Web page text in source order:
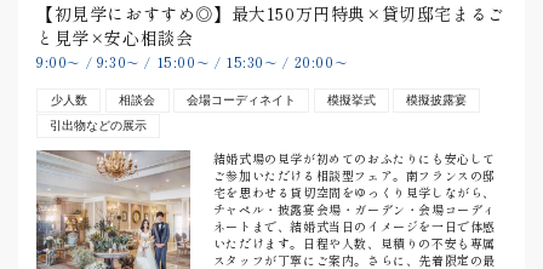
【初見学におすすめ◎】最大150万円特典×貸切邸宅まるご
と見学×安心相談会
9:00〜 / 9:30〜/ 15:00 〜 / 15:30 〜/ 20:00 〜
少人数 相談会 会場コーディネイト 模擬挙式
模擬披露宴
引出物などの展示
結婚式場の見学が初めてのおふたりにも安心して
ご参加いただける相談型フェア。南フランスの邸
宅を思わせる貸切空間をゆっくり見学しながら、
チャペル・披露宴会場・ガーデン・会場コーディ
ネートまで、結婚式当日のイメージを一日で体感
いただけます。日程や人数、見積りの不安も専属
スタッフが丁寧にご案内。さらに、先着限定の最